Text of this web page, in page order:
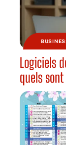
Logiciels
quels